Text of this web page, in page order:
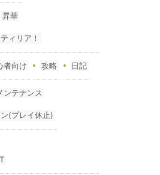
昇華
ィリア！
者向け 攻略 日記
ンテナンス
(プレイ休止)